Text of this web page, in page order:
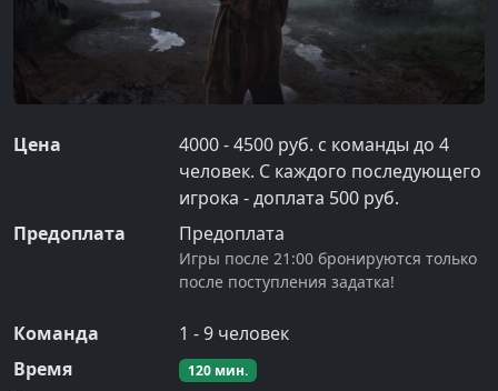
Цена
4000 - 4500 руб. с команды до 4
человек. С каждого последующего
игрока - доплата 500 руб.
Предоплата
Предоплата
Игры после 21:00 бронируются только
после поступления задатка!
Команда 1 -9 человек
Время
120 мин.